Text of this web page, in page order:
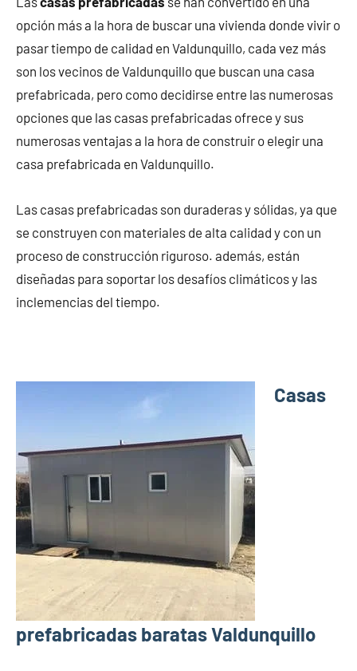
opción más a la hora de buscar una vivienda donde vivir o
pasar tiempo de calidad en Valdunquillo, cada vez más
son los vecinos de Valdunquillo que buscan una casa
prefabricada, pero como decidirse entre las numerosas
opciones que las casas prefabricadas ofrece y sus
numerosas ventajas a la hora de construir o elegir una
casa prefabricada en Valdunquillo.
Las casas prefabricadas son duraderas y sólidas, ya que
se construyen con materiales de alta calidad y con un
proceso de construcción riguroso. además, están
diseñadas para soportar los desafíos climáticos y las
inclemencias del tiempo.
Casas
prefabricadas baratas Valdunquillo